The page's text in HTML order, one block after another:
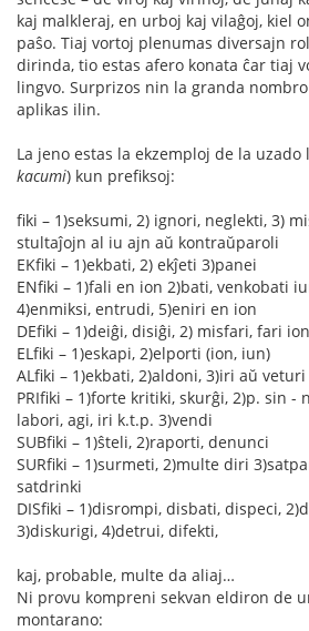
kaj malkleraj, en urboj kaj vilaĝoj, kiel
paŝo. Tiaj vortoj plenumas diversajn
dirinda, tio estas afero konata ĉar tiaj
lingvo. Surprizos nin la granda
aplikas ilin.
La jeno estas la ekzemploj de la uzado
kacumi) kun prefiksoj:
fiki – 1)seksumi, 2) ignori, neglekti, 3)
stultaĵojn al iu ajn aŭ kontraŭparoli
EKfiki – 1)ekbati, 2) ekĵeti 3)panei
ENfiki – 1)fali en ion 2)bati, venkobati
4)enmiksi, entrudi, 5)eniri en ion
DEfiki – 1)deiĝi, disiĝi, 2) misfari, fari
ELfiki – 1)eskapi, 2)elporti (ion, iun)
ALfiki – 1)ekbati, 2)aldoni, 3)iri aŭ
PRIfiki – 1)forte kritiki, skurĝi, 2)p. sin -
labori, agi, iri k.t.p. 3)vendi
SUBfiki – 1)ŝteli, 2)raporti, denunci
SURfiki – 1)surmeti, 2)multe diri
satdrinki
DISfiki – 1)disrompi, disbati, dispeci,
3)diskurigi, 4)detrui, difekti,
kaj, probable, multe da aliaj…
Ni provu kompreni sekvan eldiron de
montarano: